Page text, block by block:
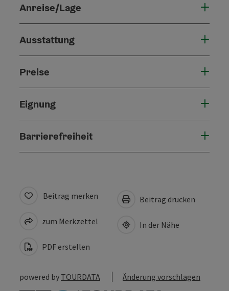
Anreise/Lage
Ausstattung
Preise
Eignung
Barrierefreiheit
Beitrag merken
zum Merkzettel
PDF erstellen
Beitrag drucken
In der Nähe
powered by TOURDATA Änderung vorschlagen